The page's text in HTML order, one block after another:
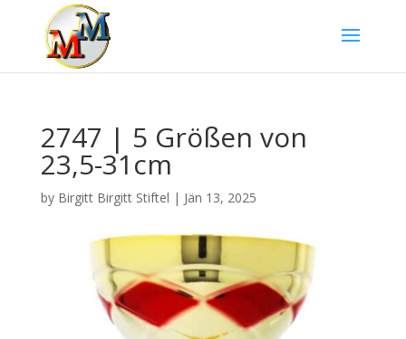
2747 | 5 Größen von
23,5-31cm
by Birgitt Birgitt Stiftel | Jän 13, 2025